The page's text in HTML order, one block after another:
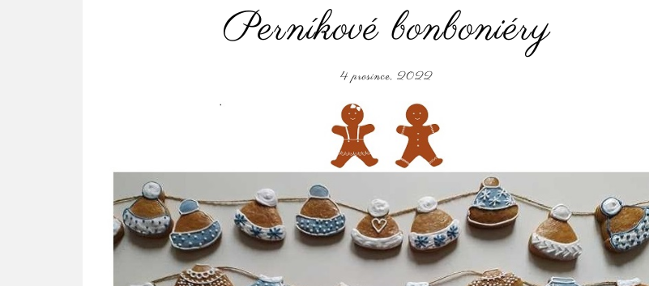
Perníkové bonboniéry
4 prosince, 2022